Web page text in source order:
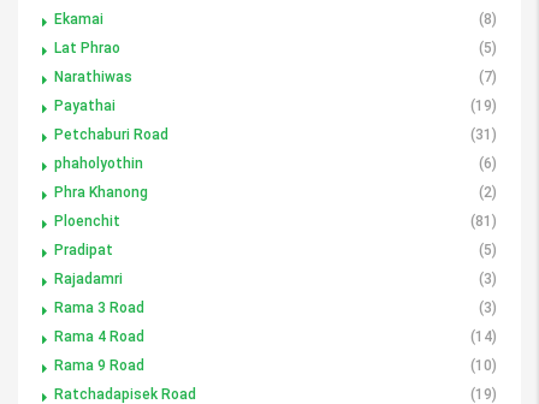
Ekamai
(8)
Lat Phrao
(5)
Narathiwas
(7)
Payathai
(19)
Petchaburi Road
(31)
phaholyothin
(6)
Phra Khanong
(2)
Ploenchit
(81)
Pradipat
(5)
Rajadamri
(3)
Rama 3 Road
(3)
Rama 4 Road
(14)
Rama 9 Road
(10)
Ratchadapisek Road
(19)